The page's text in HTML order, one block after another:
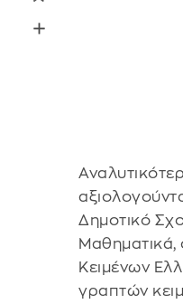
Δημοτικό
Μαθηματικά,
Κειμένων
γραπτών